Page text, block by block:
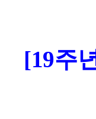
[19주